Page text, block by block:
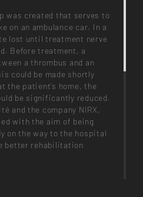
was created that serves to
on an ambulance car. In a
lost until treatment nerve
Before treatment, a
a thrombus and an
could be made shortly
the patient‘s home, the
be significantly reduced.
and the company NIRX,
with the aim of being
on the way to the hospital
better rehabilitation